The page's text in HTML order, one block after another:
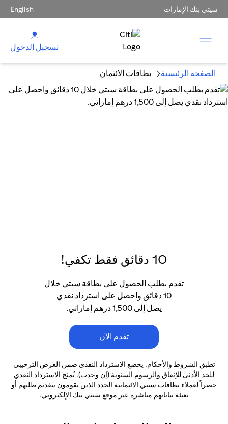
سيتي بنك الإمارات English
تسجيل الدخول
الصفحة الرئيسية بطاقات الائتمان
10 دقائق فقط تكفي!
تقدم بطلب الحصول على بطاقة سيتي خلال
10 دقائق واحصل على استرداد نقدي
يصل إلى 1,500 درهم إماراتي.
تقدم الآن
تطبق الشروط والأحكام. يخضع الاسترداد النقدي ضمن العرض الترحيبي
للحد الأدنى للإنفاق والرسوم السنوية (إن وجدت). يُمنح الاسترداد النقدي
حصراً لعملاء بطاقات سيتي الائتمانية الجدد الذين يقومون بتقديم طلبهم أو
تعبئة بياناتهم مباشرة عبر موقع سيتي بنك الإلكتروني.